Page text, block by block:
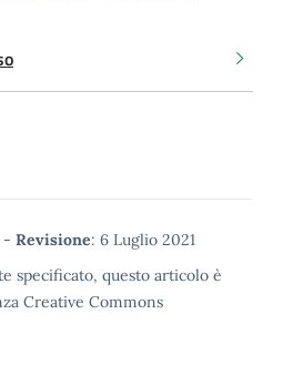
- Revisione: 6 Luglio 2021
specificato, questo articolo è
Creative Commons